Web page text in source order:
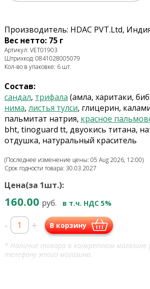
Производитель: HDAC PVT.Ltd,
Вес нетто: 75 г
Артикул: VET01903
Штрихкод: 0841028005079
Кол-во в упаковке: 6 шт.
Состав:
сандал, трифала (амла, харитаки,
нима, листья тулси, глицерин,
пальмитат натрия, красное
bht, tinoguard tt, двуокись титана,
отдушка, натуральный краситель
(Последнее изменение цены: 05 Aug 2026, 12:00)
Срок годности товара: 30.03.2027
Цена(за 1шт.):
160.00 руб. в т.ч. НДС 5%
- + В корзину
* Наличие товара в конкретном магазине
телефону этого магазина.